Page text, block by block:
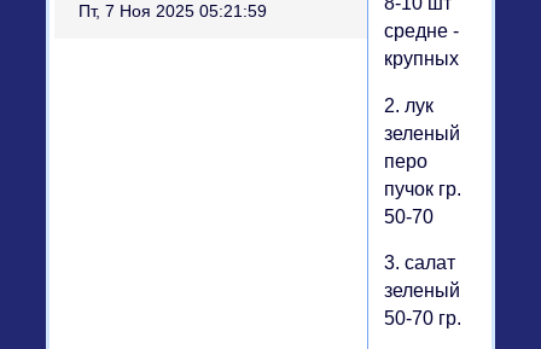
Пт, 7 Ноя 2025 05:21:59
средне -
крупных
2. лук
зеленый
перо
пучок гр.
50-70
3. салат
зеленый
50-70 гр.